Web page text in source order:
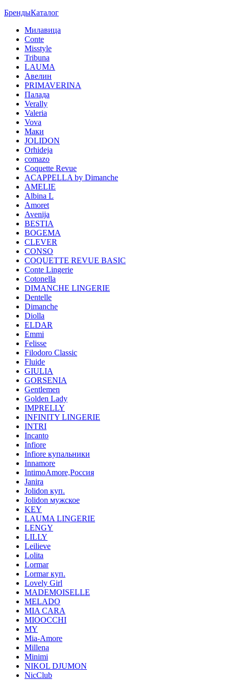
БрендыКаталог
Милавица
Conte
Misstyle
Tribuna
LAUMA
Авелин
PRIMAVERINA
Палада
Verally
Valeria
Vova
Маки
JOLIDON
Orhideja
comazo
Coquette Revue
ACAPPELLA by Dimanche
AMELIE
Albina L
Amoret
Avenija
BESTIA
BOGEMA
CLEVER
CONSO
COQUETTE REVUE BASIC
Conte Lingerie
Cotonella
DIMANCHE LINGERIE
Dentelle
Dimanche
Diolla
ELDAR
Emmi
Felisse
Filodoro Classic
Fluide
GIULIA
GORSENIA
Gentlemen
Golden Lady
IMPRELLY
INFINITY LINGERIE
INTRI
Incanto
Infiore
Infiore купальники
Innamore
IntimoAmore,Россия
Janira
Jolidon куп.
Jolidon мужское
KEY
LAUMA LINGERIE
LENGY
LILLY
Leilieve
Lolita
Lormar
Lormar куп.
Lovely Girl
MADEMOISELLE
MELADO
MIA CARA
MIOOCCHI
MY
Mia-Amore
Millena
Minimi
NIKOL DJUMON
NicClub